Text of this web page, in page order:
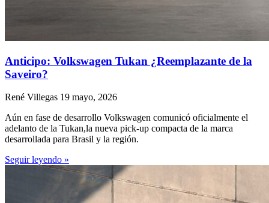
Anticipo: Volkswagen Tukan ¿Reemplazante de la
Saveiro?
René Villegas 19 mayo, 2026
Aún en fase de desarrollo Volkswagen comunicó oficialmente el
adelanto de la Tukan,la nueva pick-up compacta de la marca
desarrollada para Brasil y la región.
Seguir leyendo »